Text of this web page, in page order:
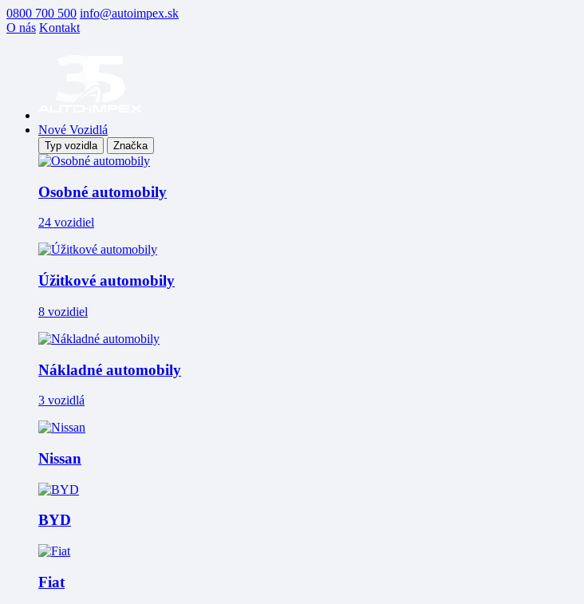
0800 700 500 info@autoimpex.sk
O nás Kontakt
Nové Vozidlá
Typ vozidla Značka
Osobné automobily
24 vozidiel
Úžitkové automobily
8 vozidiel
Nákladné automobily
3 vozidlá
Nissan
BYD
Fiat